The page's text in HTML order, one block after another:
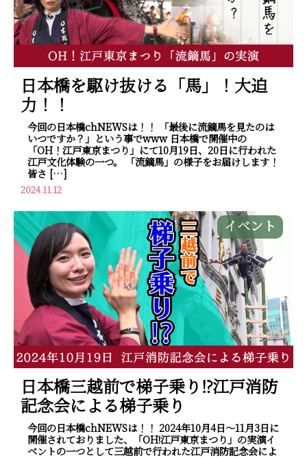
日本橋を駆け抜ける「馬」！大迫
力！！
今回の日本橋chNEWSは！！ 「最後に流鏑馬を見たのは
いつですか？」という事でwww 日本橋で開催中の
「OH！江戸東京まつり」にて10月19日、20日に行われた
江戸文化体験の一つ。 「流鏑馬」の様子をお届けします！
皆さ […]
2024.11.12
イベント
日本橋三越前で梯子乗り⁉江戸消防
記念会による梯子乗り
今回の日本橋chNEWSは！！ 2024年10月4日～11月3日に
開催されておりました、「OH!江戸東京まつり」の実演イ
ベントの一つとして三越前で行われた江戸消防記念会によ